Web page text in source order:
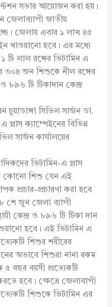
সভার আয়োজন করা হয়।
জেলাব্যাপী জাতীয়
জেলায় এবার ১ লাখ ৪৫
খাওয়ানো হবে। এর মধ্যে
লাল রঙ্গের ভিটামিন এ
৩০৪ জন শিশুকে নীল রঙ্গের
৮৯৬ টি টিকাদান কেন্দ্র
সিভিল সার্জন ডা.
ক্যাম্পেইনের বিভিন্ন
সার্জন কার্যালয়ের
ভিটামিন-এ প্লাস
কোনো শিশু যেন এই
প্রচার-প্রচারণা করা হবে
শে জুন জেলা ব্যাপী
কেন্দ্র ও ৮৯৬ টি টিকা দান
হবে। এই ভিটামিন এ
শিশুর শরীরের
অভাবে শিশুরা নানা রকম
বছর বয়সী প্রত্যেকটি
হবে। ক্ষেত্রে জেলাবাপী
শিশুকে ভিটামিন এর